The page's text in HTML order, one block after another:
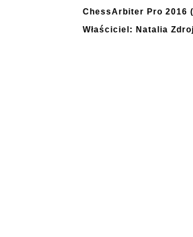
ChessArbiter Pro 2016
Właściciel: Natalia